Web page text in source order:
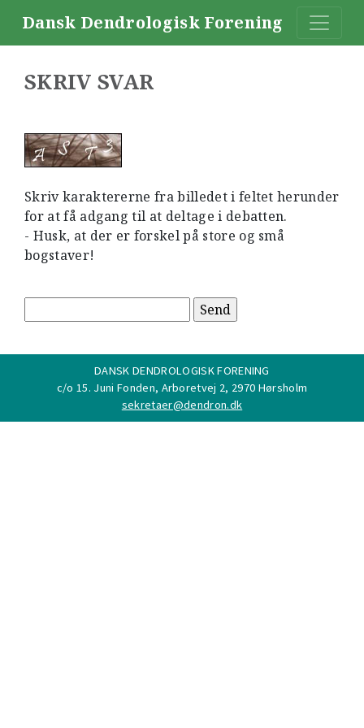
Dansk Dendrologisk Forening
SKRIV SVAR
Skriv karaktererne fra billedet i feltet herunder
for at få adgang til at deltage i debatten.
- Husk, at der er forskel på store og små
bogstaver!
DANSK DENDROLOGISK FORENING
c/o 15. Juni Fonden, Arboretvej 2, 2970 Hørsholm
sekretaer@dendron.dk